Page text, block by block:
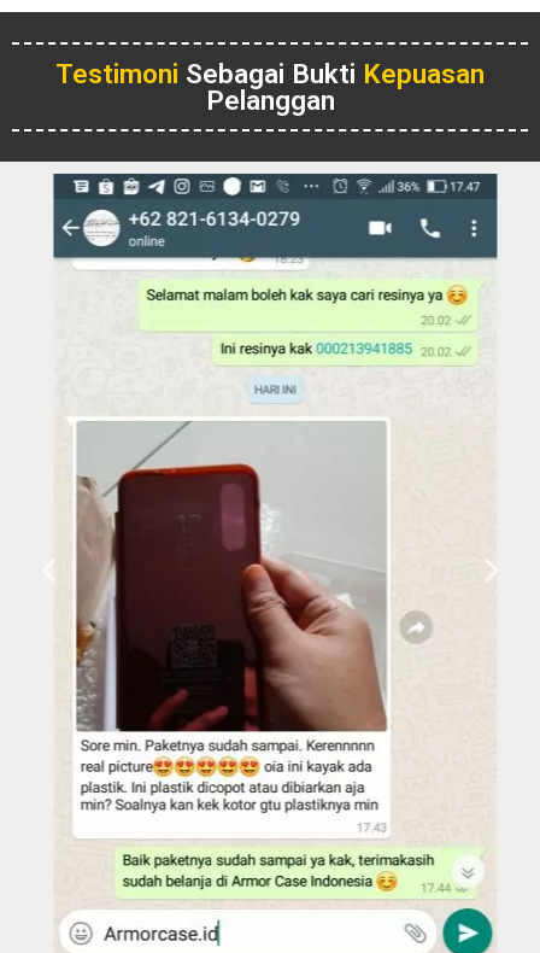
Testimoni Sebagai Bukti Kepuasan
Pelanggan